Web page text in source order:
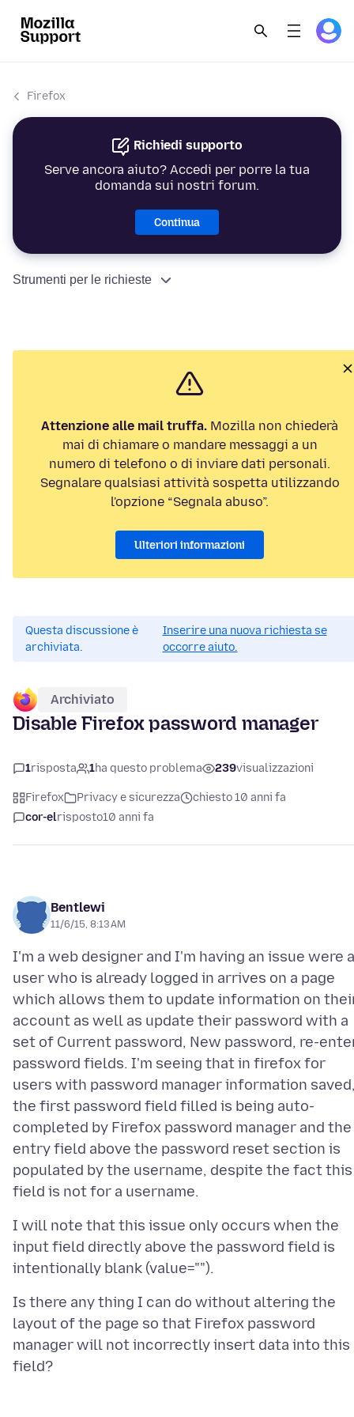
Firefox
Richiedi supporto
Serve ancora aiuto? Accedi per porre la tua
domanda sui nostri forum.
Continua
Strumenti per le richieste
Attenzione alle mail truffa. Mozilla non chiederà
mai di chiamare o mandare messaggi a un
numero di telefono o di inviare dati personali.
Segnalare qualsiasi attività sospetta utilizzando
l'opzione “Segnala abuso”.
Ulteriori informazioni
Questa discussione è
archiviata.
Inserire una nuova richiesta se
occorre aiuto.
Archiviato
Disable Firefox password manager
1risposta 1ha questo problema 239visualizzazioni
Firefox Privacy e sicurezza
chiesto 10 anni fa
cor-elrisposto10 anni fa
Bentlewi
11/6/15, 8:13 AM
I'm a web designer and I'm having an issue were a
user who is already logged in arrives on a page
which allows them to update information on
account as well as update their password with a
set of Current password, New password, re-
password fields. I'm seeing that in firefox for
users with password manager information
the first password field filled is being auto-
completed by Firefox password manager and the
entry field above the password reset section is
populated by the username, despite the fact this
I will note that this issue only occurs when the
input field directly above the password field is
Is there any thing I can do without altering the
layout of the page so that Firefox password
manager will not incorrectly insert data into this